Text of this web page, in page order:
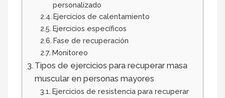
personalizado
Ejercicios de calentamiento
Ejercicios específicos
Fase de recuperación
Monitoreo
Tipos de ejercicios para recuperar masa
muscular en personas mayores
Ejercicios de resistencia para recuperar